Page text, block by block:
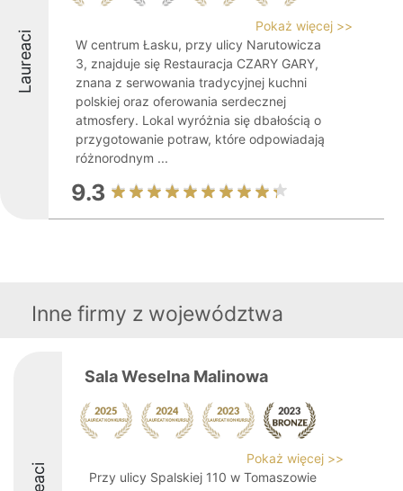
Laureaci
Pokaż więcej >>
W centrum Łasku, przy ulicy Narutowicza
3, znajduje się Restauracja CZARY GARY,
znana z serwowania tradycyjnej kuchni
polskiej oraz oferowania serdecznej
atmosfery. Lokal wyróżnia się dbałością o
przygotowanie potraw, które odpowiadają
różnorodnym ...
9.3
Inne firmy z województwa
Sala Weselna Malinowa
Pokaż więcej >>
Przy ulicy Spalskiej 110 w Tomaszowie